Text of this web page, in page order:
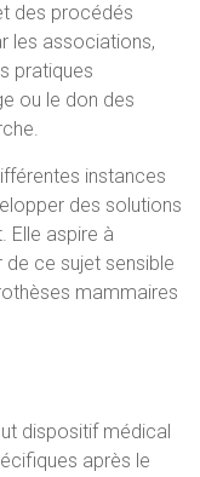
des procédés
les associations,
pratiques
ou le don des
instances
des solutions
Elle aspire à
de ce sujet sensible
mammaires
dispositif médical
après le